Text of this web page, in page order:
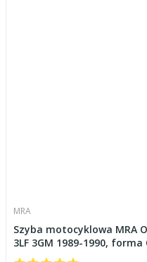
MRA
Szyba motocyklowa MRA
3LF 3GM 1989-1990,